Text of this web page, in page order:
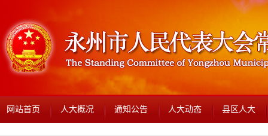
网站首页 人大概况 通知公告 人大动态 县区人大